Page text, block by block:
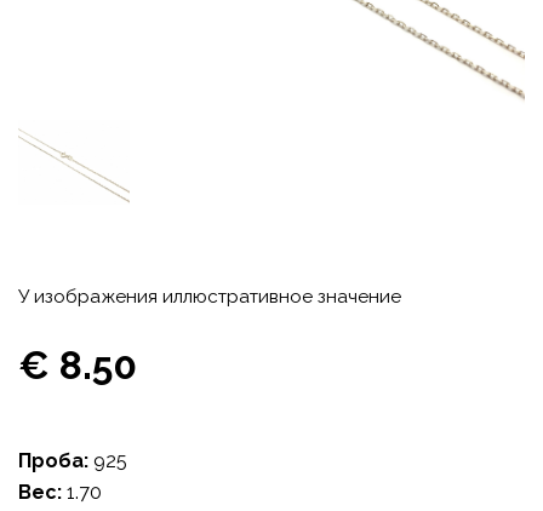
У изображения иллюстративное значение
€ 8.50
Проба: 925
Bес: 1.70